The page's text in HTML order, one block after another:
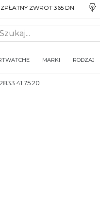
ZWROT 365 DNI
MARKI RODZAJ
41 75 20